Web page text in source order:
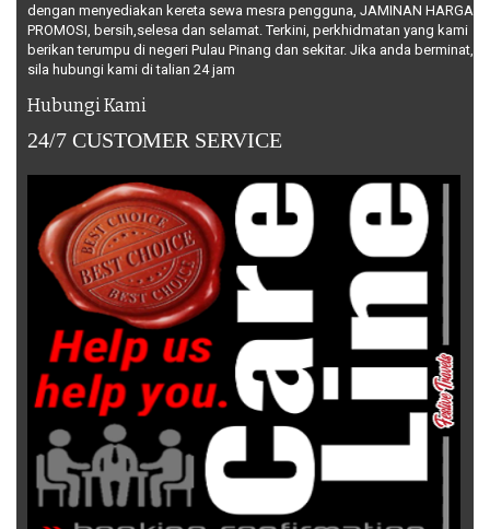
dengan menyediakan kereta sewa mesra pengguna, JAMINAN HARGA
PROMOSI, bersih,selesa dan selamat. Terkini, perkhidmatan yang kami
berikan terumpu di negeri Pulau Pinang dan sekitar. Jika anda berminat,
sila hubungi kami di talian 24 jam
Hubungi Kami
24/7 CUSTOMER SERVICE